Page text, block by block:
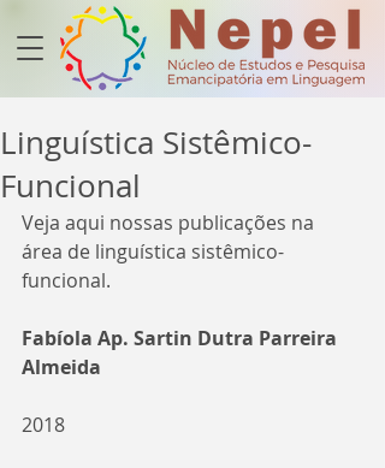
Linguística Sistêmico-
Funcional
Veja aqui nossas publicações na
área de linguística sistêmico-
funcional.
Fabíola Ap. Sartin Dutra Parreira
Almeida
2018